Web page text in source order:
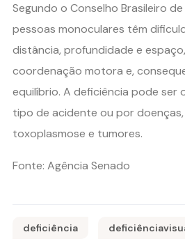
Segundo o Conselho Brasileiro
pessoas monoculares têm
distância, profundidade e
coordenação motora e,
equilíbrio. A deficiência pode ser
tipo de acidente ou por
toxoplasmose e tumores.
Fonte: Agência Senado
deficiência